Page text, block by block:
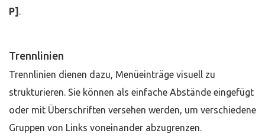
P] .
Trennlinien
Trennlinien dienen dazu, Menüeinträge visuell zu
strukturieren. Sie können als einfache Abstände eingefügt
oder mit Überschriften versehen werden, um verschiedene
Gruppen von Links voneinander abzugrenzen.